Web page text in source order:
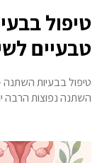
טיפול
טבעיים
טיפול בבעיות השתנה
השתנה נפוצות הרבה